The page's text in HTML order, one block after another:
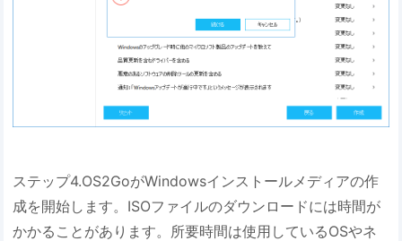
ステップ4.OS2GoがWindowsインストールメディアの作
成を開始します。ISOファイルのダウンロードには時間が
かかることがあります。所要時間は使用しているOSやネ